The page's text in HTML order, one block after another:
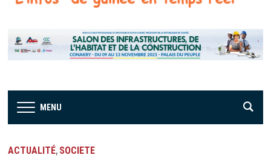
MENU
ACTUALITÉ, SOCIETE